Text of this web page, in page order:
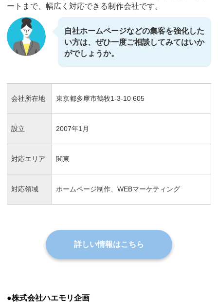
ートまで、幅広く対応できる制作会社です。
自社ホームページなどの集客を強化した
い方は、ぜひ一度ご相談してみてはいか
がでしょうか。
会社所在地 東京都多摩市鶴牧1-3-10 605
設立 2007年1月
対応エリア 関東
対応領域 ホームページ制作、WEBマーケティング
詳しい情報はこちら
●株式会社ハエモリ企画